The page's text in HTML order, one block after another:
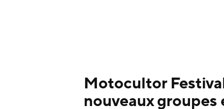
Motocultor
nouveaux groupes